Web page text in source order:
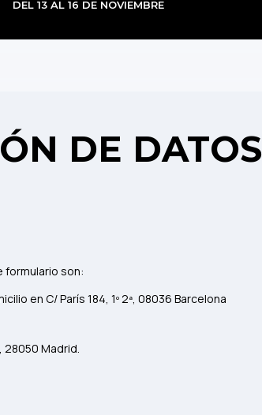
DEL 13 AL 16 DE NOVIEMBRE
DE DATOS
son:
en C/ París 184, 1º 2ª, 08036 Barcelona
28050 Madrid.